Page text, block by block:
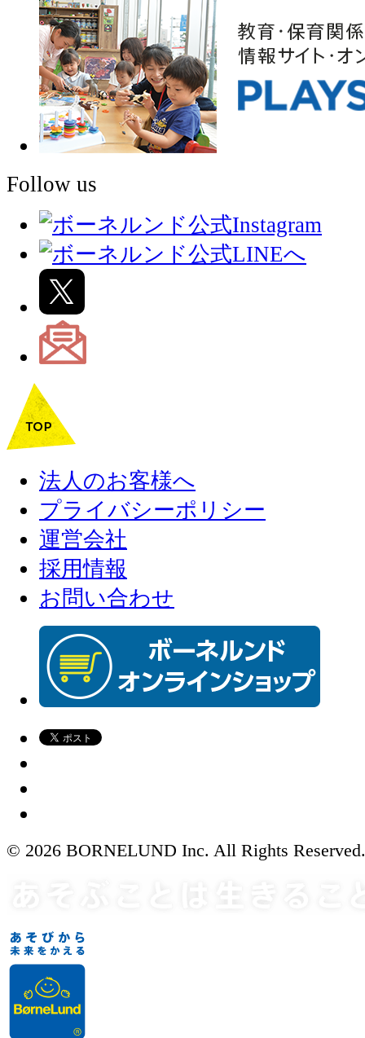
Follow us
法人のお客様へ
プライバシーポリシー
運営会社
採用情報
お問い合わせ
© 2026 BORNELUND Inc. All Rights Reserved.